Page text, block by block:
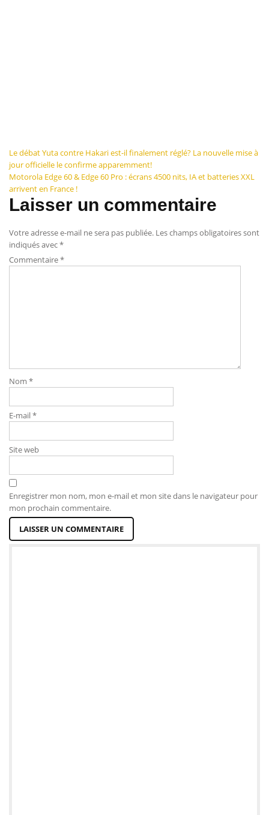
Navigation
de
l’article
Le débat Yuta contre Hakari est-il finalement réglé? La nouvelle mise à
jour officielle le confirme apparemment!
Motorola Edge 60 & Edge 60 Pro : écrans 4500 nits, IA et batteries XXL
arrivent en France !
Laisser un commentaire
Votre adresse e-mail ne sera pas publiée. Les champs obligatoires sont
indiqués avec*
Commentaire*
Nom *
E-mail*
Site web
Enregistrer mon nom, mon e-mail et mon site dans le navigateur pour
mon prochain commentaire.